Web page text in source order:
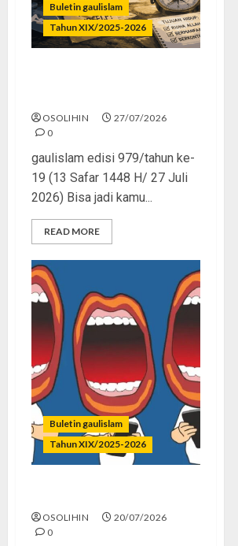
Buletin gaulislam
Tahun XIX/2025-2026
OSOLIHIN
27/07/2026
0
gaulislam edisi 979/tahun ke-
19 (13 Safar 1448 H/ 27 Juli
2026) Bisa jadi kamu...
READ MORE
Buletin gaulislam
Tahun XIX/2025-2026
OSOLIHIN
20/07/2026
0